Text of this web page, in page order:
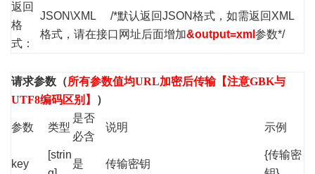
返回
格
式：
JSON\XML /*默认返回JSON格式，如需返回XML
格式，请在接口网址后面增加&output=xml 参数*/
请求参数（所有参数值均URL加密后传输【注意GBK与
UTF8编码区别】
）
参数 类型
是否
必含
说明 示例
key
[strin
是 传输密钥
{传输密